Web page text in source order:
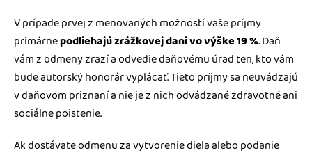
V prípade prvej z menovaných možností vaše príjmy
primárnepodliehajú zrážkovej dani vo výške 19 %. Daň
vám z odmeny zrazí a odvedie daňovému úrad ten, kto vám
bude autorský honorár vyplácať. Tieto príjmy sa neuvádzajú
v daňovom priznaní a nie je z nich odvádzané zdravotné ani
sociálne poistenie.
Ak dostávate odmenu za vytvorenie diela alebo podanie